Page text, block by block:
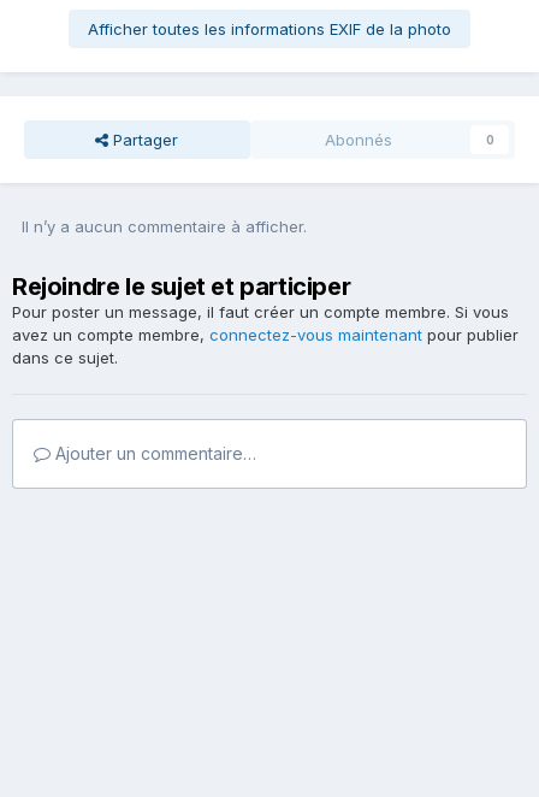
Afficher toutes les informations EXIF de la photo
Partager Abonnés 0
Il n’y a aucun commentaire à afficher.
Rejoindre le sujet et participer
Pour poster un message, il faut créer un compte membre. Si vous
avez un compte membre, connectez-vous maintenant pour publier
dans ce sujet.
Ajouter un commentaire…